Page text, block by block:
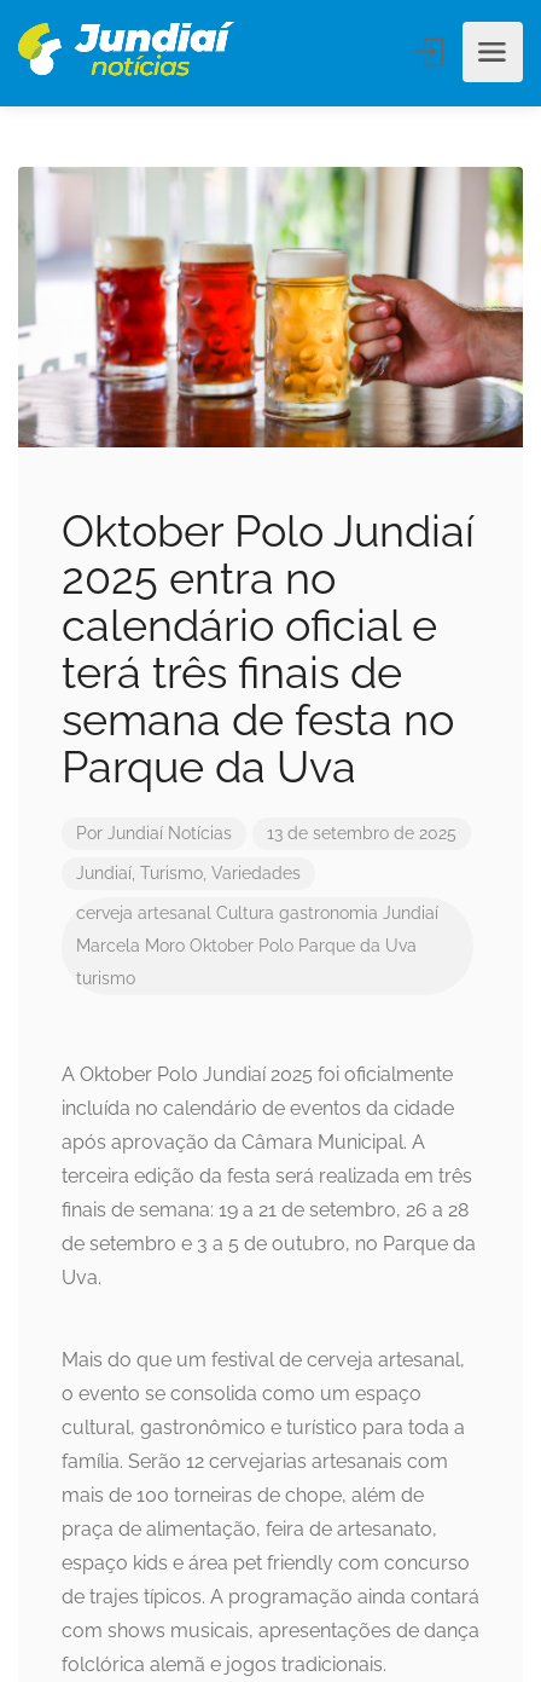
Oktober Polo Jundiaí
2025 entra no
calendário oficial e
terá três finais de
semana de festa no
Parque da Uva
Por Jundiaí Notícias 13 de setembro de 2025
Jundiaí, Turismo, Variedades
cerveja artesanal Cultura gastronomia Jundiaí
Marcela Moro Oktober Polo Parque da Uva
turismo
A Oktober Polo Jundiaí 2025 foi oficialmente
incluída no calendário de eventos da cidade
após aprovação da Câmara Municipal. A
terceira edição da festa será realizada em três
finais de semana: 19 a 21 de setembro, 26 a 28
de setembro e 3 a 5 de outubro, no Parque da
Uva.
Mais do que um festival de cerveja artesanal,
o evento se consolida como um espaço
cultural, gastronômico e turístico para toda a
família. Serão 12 cervejarias artesanais com
mais de 100 torneiras de chope, além de
praça de alimentação, feira de artesanato,
espaço kids e área pet friendly com concurso
de trajes típicos. A programação ainda contará
com shows musicais, apresentações de dança
folclórica alemã e jogos tradicionais.